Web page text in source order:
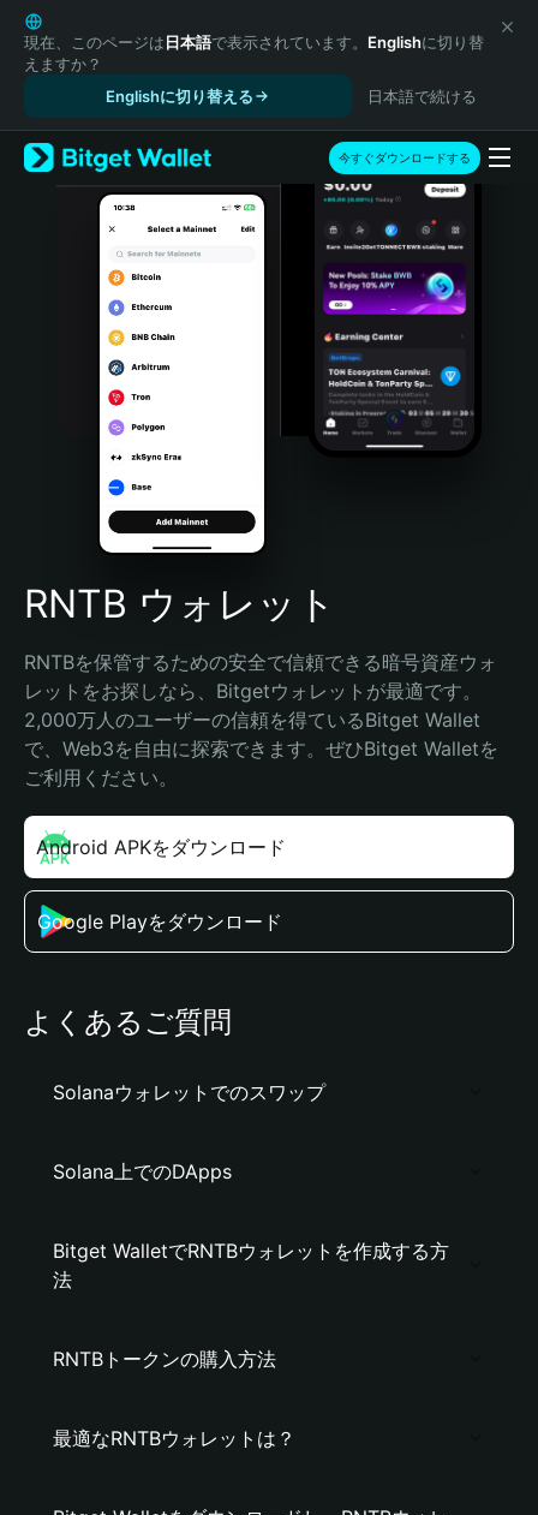
English
日本語
Tiếng Việt
Español (Latinoamérica)
Türkçe
Italiano
Português (Portugal)
Bahasa Indonesia
Português (Brasil)
Español (Argentina)
現在、このページは日本語で表示されています。 Englishに切り替
えますか？
Englishに切り替える
日本語で続ける
今すぐダウンロードする
RNTB ウォレット
RNTBを保管するための安全で信頼できる暗号資産ウォ
レットをお探しなら、Bitgetウォレットが最適です。
2,000万人のユーザーの信頼を得ているBitget Wallet
で、Web3を自由に探索できます。ぜひBitget Walletを
ご利用ください。
Android APKをダウンロード
Google Playをダウンロード
よくあるご質問
Solanaウォレットでのスワップ
Solana上でのDApps
Bitget WalletでRNTBウォレットを作成する方
法
RNTBトークンの購入方法
最適なRNTBウォレットは？